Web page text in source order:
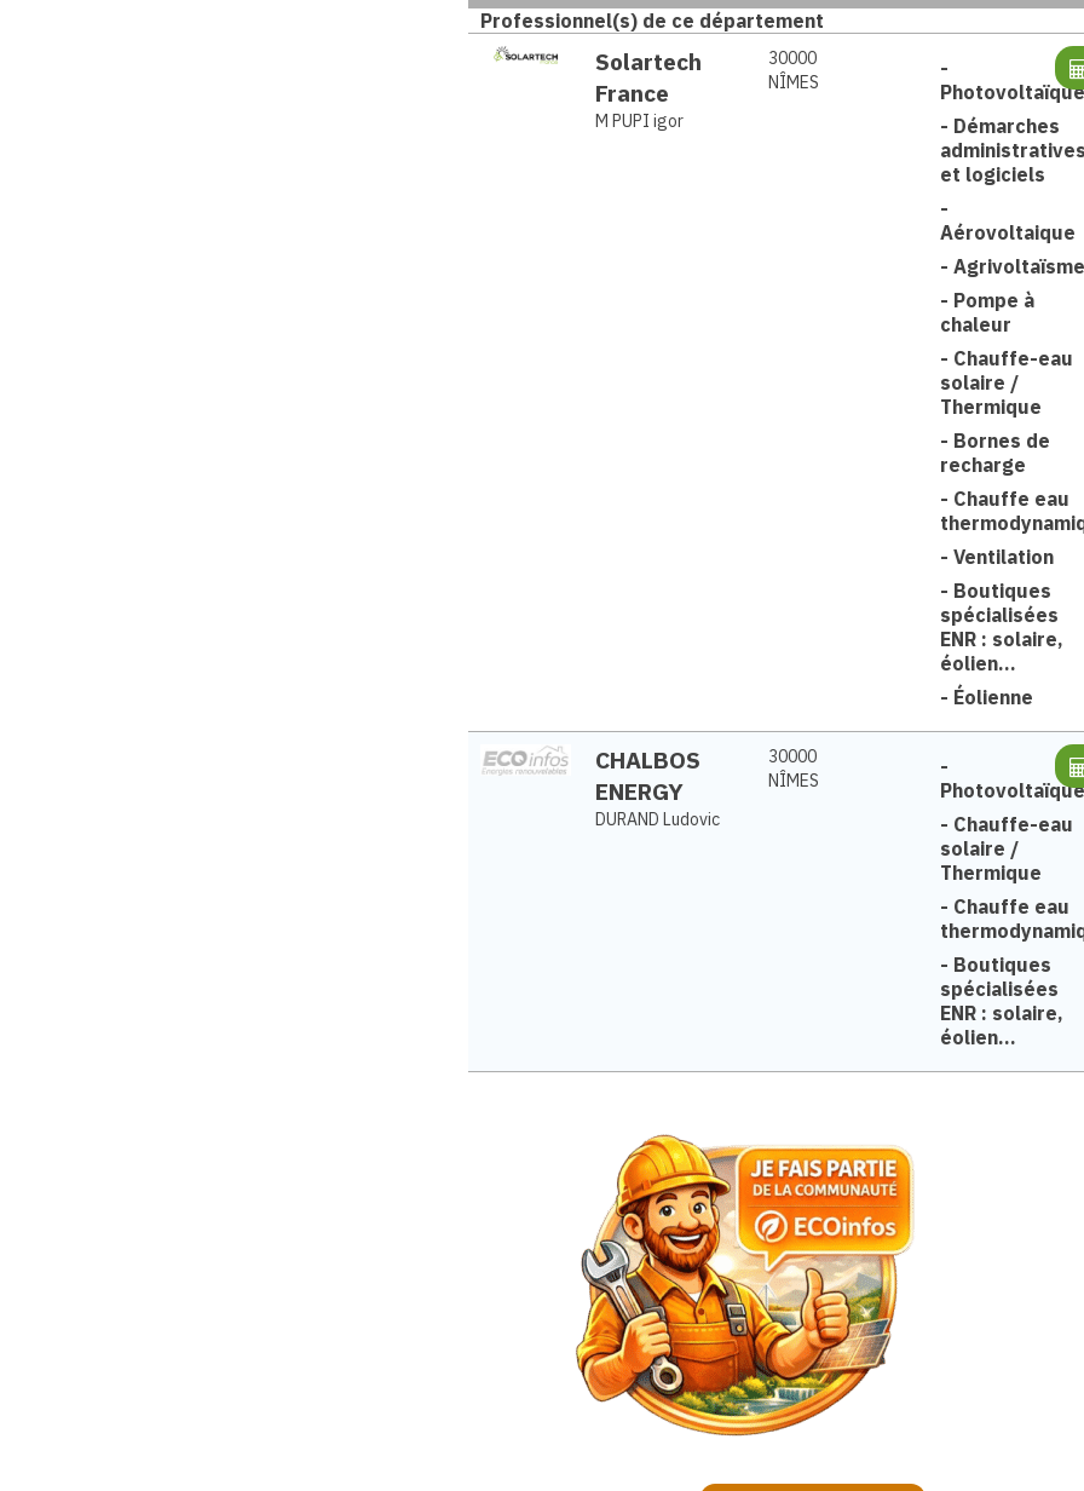
Professionnel(s) de ce département
Solartech
France
M PUPI igor
30000
NÎMES
-
Photovoltaïque
- Démarches
administratives
et logiciels
-
Aérovoltaique
- Agrivoltaïsme
- Pompe à
chaleur
- Chauffe-eau
solaire /
Thermique
- Bornes de
recharge
- Chauffe eau
- Ventilation
- Boutiques
spécialisées
ENR : solaire,
éolien...
- Éolienne
CHALBOS
ENERGY
DURAND Ludovic
30000
NÎMES
-
Photovoltaïque
- Chauffe-eau
solaire /
Thermique
- Chauffe eau
- Boutiques
spécialisées
ENR : solaire,
éolien...